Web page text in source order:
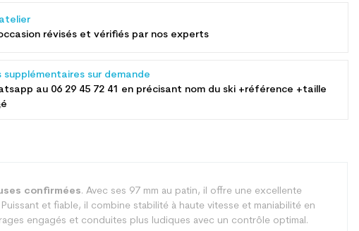
révisés et vérifiés par nos experts
supplémentaires sur demande
au 06 29 45 72 41 en précisant nom du ski +référence +taille
confirmées. Avec ses 97 mm au patin, il offre une excellente
et fiable, il combine stabilité à haute vitesse et maniabilité en
engagés et conduites plus ludiques avec un contrôle optimal.